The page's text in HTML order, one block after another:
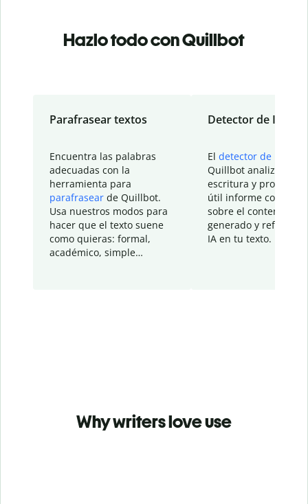
Hazlo todo con Quillbot
Parafrasear textos
Encuentra las palabras
adecuadas con la
herramienta para
parafrasear de Quillbot.
Usa nuestros modos para
hacer que el texto suene
como quieras: formal,
académico, simple…
Detector de IA
El detector de IA
Quillbot analiza tu
escritura y
útil informe con
sobre el contenido
generado y refinado
IA en tu texto.
Why writers love use